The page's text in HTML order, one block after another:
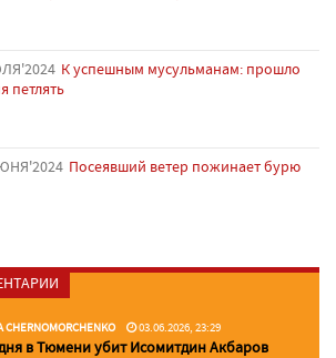
К успешным мусульманам: прошло
петлять
Посеявший ветер пожинает бурю
CHERNOMORCHENKO 03.06.2026, 23:29
в Тюмени убит Исомитдин Акбаров